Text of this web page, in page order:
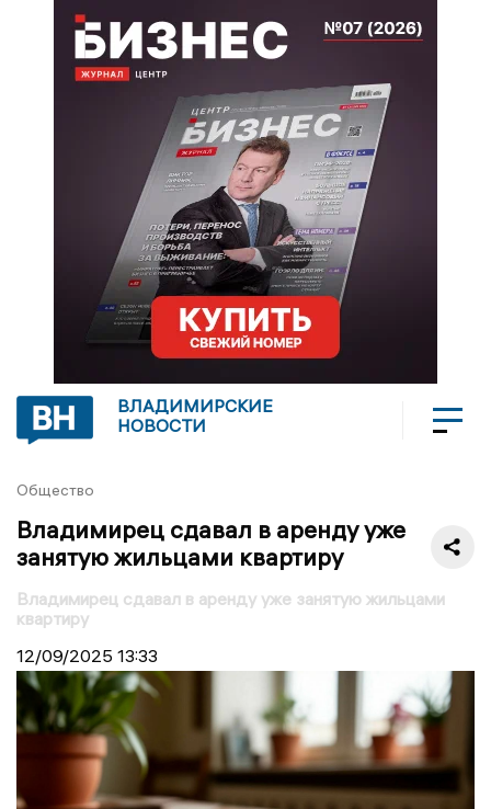
ВЛАДИМИРСКИЕ
НОВОСТИ
Общество
Владимирец сдавал в аренду уже
занятую жильцами квартиру
Владимирец сдавал в аренду уже занятую жильцами
квартиру
12/09/2025 13:33